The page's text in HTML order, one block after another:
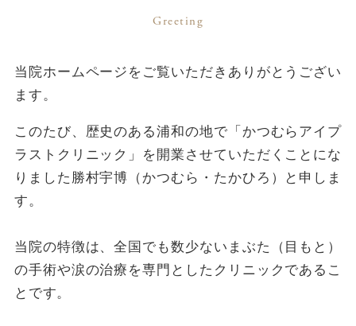
Greeting
当院ホームページをご覧いただきありがとうござい
ます。
このたび、歴史のある浦和の地で「かつむらアイプ
ラストクリニック」を開業させていただくことにな
りました勝村宇博（かつむら・たかひろ）と申しま
す。
当院の特徴は、全国でも数少ないまぶた（目もと）
の手術や涙の治療を専門としたクリニックであるこ
とです。